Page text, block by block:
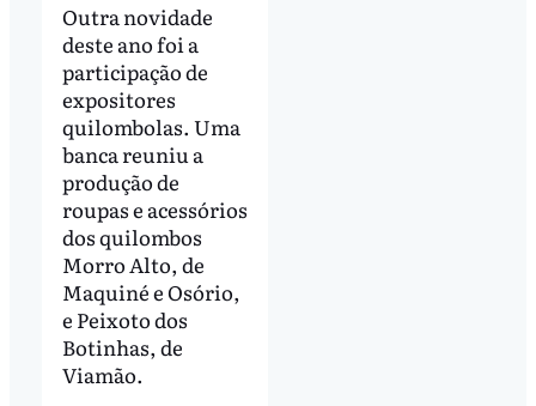
Outra novidade
deste ano foi a
participação de
expositores
quilombolas. Uma
banca reuniu a
produção de
roupas e acessórios
dos quilombos
Morro Alto, de
Maquiné e Osório,
e Peixoto dos
Botinhas, de
Viamão.